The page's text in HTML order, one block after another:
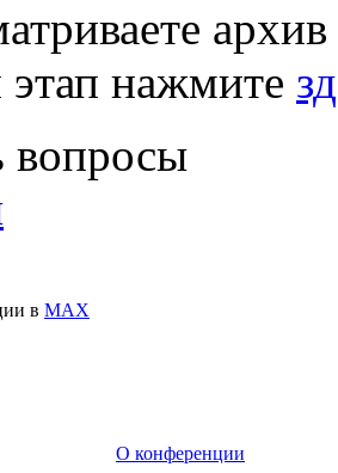
нажмите
вопросы
в МАХ
О конференции